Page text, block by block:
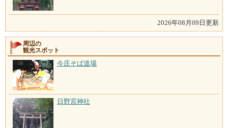
2026年08月09日更新
周辺の
観光スポット
今庄そば道場
日野宮神社